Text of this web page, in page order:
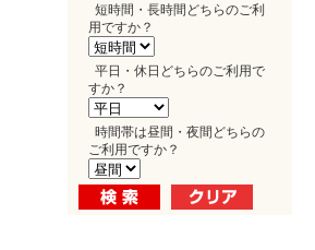
短時間・長時間どちらのご利
用ですか？
平日・休日どちらのご利用で
すか？
時間帯は昼間・夜間どちらの
ご利用ですか？